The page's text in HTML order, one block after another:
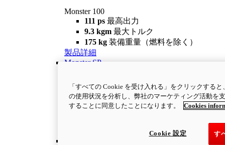
Monster 100
111 ps 最高出力
9.3 kgm 最大トルク
175 kg 装備重量（燃料を除く）
製品詳細
Monster SP
111 ps最高出力
9.5 kgm最大トルク
177 kg装備重量（燃料を除く）
製品詳細
「すべての Cookie を受け入れる」をクリックする
の使用状況を分析し、弊社のマーケティング活動を
することに同意したことになります。
Cookies
す
Cookie 設定